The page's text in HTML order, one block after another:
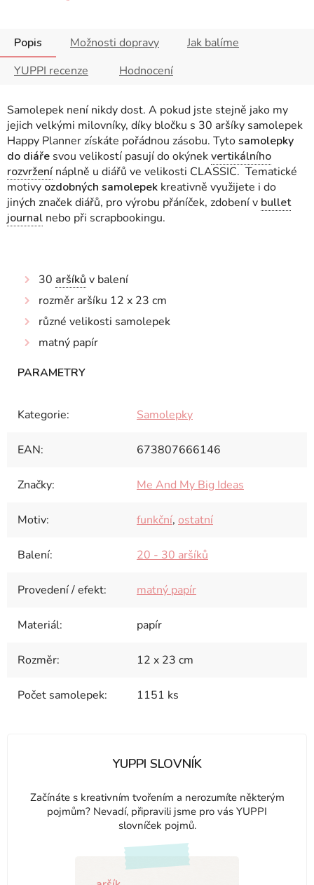
Popis Možnosti dopravy
Jak balíme
YUPPI recenze
Hodnocení
Samolepek není nikdy dost. A pokud jste stejně jako my
jejich velkými milovníky, díky bločku s 30 aršíky samolepek
Happy Planner získáte pořádnou zásobu. Tytosamolepky
do diáře svou velikostí pasují do okýnekvertikálního
rozvrženínáplně u diářů ve velikosti CLASSIC. Tematické
motivy ozdobných samolepek kreativně využijete i do
jiných značek diářů, pro výrobu přáníček, zdobení v bullet
journal nebo při scrapbookingu.
30 aršíků v balení
rozměr aršíku 12 x 23 cm
různé velikosti samolepek
matný papír
Kategorie: Samolepky
EAN: 673807666146
Značky: Me And My Big Ideas
Motiv: funkční, ostatní
Balení: 20 - 30 aršíků
Provedení / efekt: matný papír
Materiál: papír
Rozměr: 12 x 23 cm
Počet samolepek: 1151 ks
YUPPI SLOVNÍK
Začínáte s kreativním tvořením a nerozumíte některým
pojmům? Nevadí, připravili jsme pro vás YUPPI
slovníček pojmů.